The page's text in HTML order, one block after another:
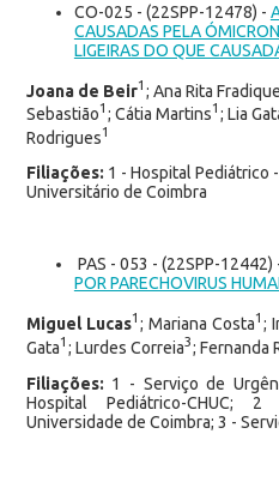
CO-025 - (22SPP-12478) -
CAUSADAS PELA
LIGEIRAS DO QUE
Joana de Beir1 ; Ana Rita Fradique
Sebastião1 ; Cátia Martins1 ; Lia
Rodrigues1
Filiações: 1 - Hospital Pediátrico
Universitário de Coimbra
PAS - 053 - (22SPP-12442)
POR PARECHOVIRUS
Miguel Lucas1; Mariana Costa1;
Gata1 ; Lurdes Correia3; Fernanda
Filiações: 1 - Serviço de
Hospital Pediátrico-CHUC;
Universidade de Coimbra; 3 -